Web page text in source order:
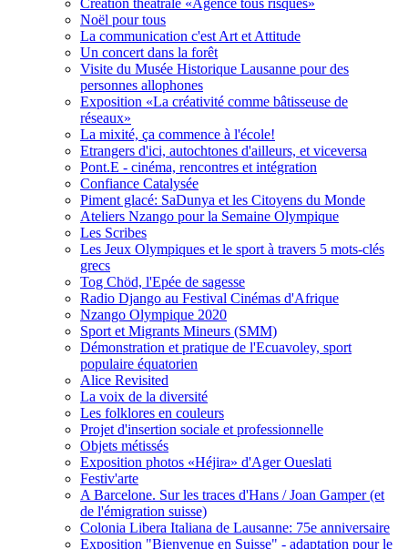
Noël pour tous
La communication c'est Art et Attitude
Un concert dans la forêt
Visite du Musée Historique Lausanne pour des
personnes allophones
Exposition «La créativité comme bâtisseuse de
réseaux»
La mixité, ça commence à l'école!
Etrangers d'ici, autochtones d'ailleurs, et viceversa
Pont.E - cinéma, rencontres et intégration
Confiance Catalysée
Piment glacé: SaDunya et les Citoyens du Monde
Ateliers Nzango pour la Semaine Olympique
Les Scribes
Les Jeux Olympiques et le sport à travers 5 mots-clés
grecs
Tog Chöd, l'Epée de sagesse
Radio Django au Festival Cinémas d'Afrique
Nzango Olympique 2020
Sport et Migrants Mineurs (SMM)
Démonstration et pratique de l'Ecuavoley, sport
populaire équatorien
Alice Revisited
La voix de la diversité
Les folklores en couleurs
Projet d'insertion sociale et professionnelle
Objets métissés
Exposition photos «Héjira» d'Ager Oueslati
Festiv'arte
A Barcelone. Sur les traces d'Hans / Joan Gamper (et
de l'émigration suisse)
Colonia Libera Italiana de Lausanne: 75e anniversaire
Exposition "Bienvenue en Suisse" - adaptation pour le